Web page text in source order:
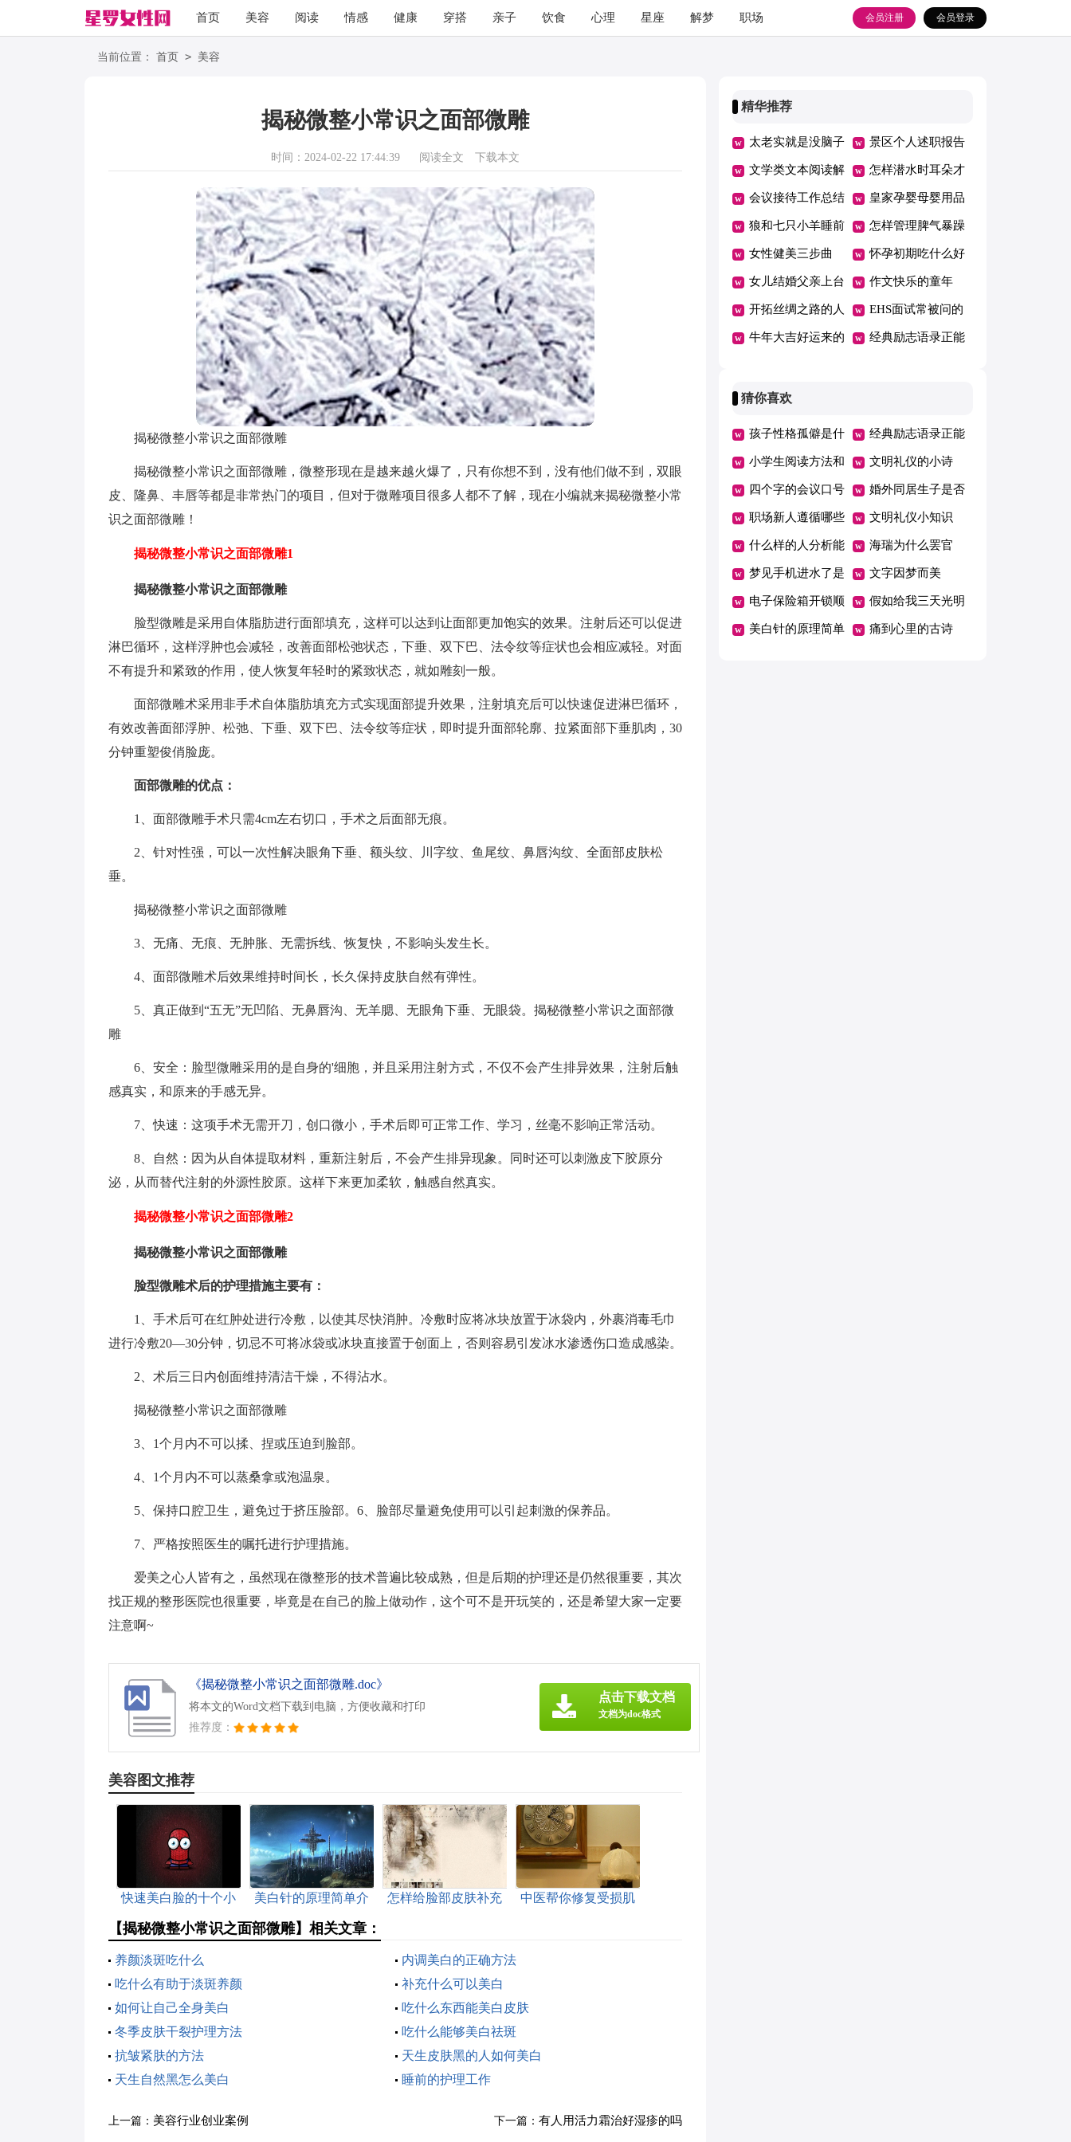
首页 美容 阅读 情感 健康 穿搭 亲子 饮食 心理 星座 解梦 职场
励志
会员登录
会员注册
当前位置： 首页 > 美容
揭秘微整小常识之面部微雕
时间：2024-02-22 17:44:39 阅读全文 下载本文
揭秘微整小常识之面部微雕
揭秘微整小常识之面部微雕，微整形现在是越来越火爆了，只有你想不到，没有他们做不到，双眼
皮、隆鼻、丰唇等都是非常热门的项目，但对于微雕项目很多人都不了解，现在小编就来揭秘微整小常
识之面部微雕！
揭秘微整小常识之面部微雕1
揭秘微整小常识之面部微雕
脸型微雕是采用自体脂肪进行面部填充，这样可以达到让面部更加饱实的效果。注射后还可以促进
淋巴循环，这样浮肿也会减轻，改善面部松弛状态，下垂、双下巴、法令纹等症状也会相应减轻。对面
不有提升和紧致的作用，使人恢复年轻时的紧致状态，就如雕刻一般。
面部微雕术采用非手术自体脂肪填充方式实现面部提升效果，注射填充后可以快速促进淋巴循环，
有效改善面部浮肿、松弛、下垂、双下巴、法令纹等症状，即时提升面部轮廓、拉紧面部下垂肌肉，30
分钟重塑俊俏脸庞。
面部微雕的优点：
1、面部微雕手术只需4cm左右切口，手术之后面部无痕。
2、针对性强，可以一次性解决眼角下垂、额头纹、川字纹、鱼尾纹、鼻唇沟纹、全面部皮肤松
垂。
揭秘微整小常识之面部微雕
3、无痛、无痕、无肿胀、无需拆线、恢复快，不影响头发生长。
4、面部微雕术后效果维持时间长，长久保持皮肤自然有弹性。
5、真正做到“五无”无凹陷、无鼻唇沟、无羊腮、无眼角下垂、无眼袋。揭秘微整小常识之面部微
雕
6、安全：脸型微雕采用的是自身的'细胞，并且采用注射方式，不仅不会产生排异效果，注射后触
感真实，和原来的手感无异。
7、快速：这项手术无需开刀，创口微小，手术后即可正常工作、学习，丝毫不影响正常活动。
8、自然：因为从自体提取材料，重新注射后，不会产生排异现象。同时还可以刺激皮下胶原分
泌，从而替代注射的外源性胶原。这样下来更加柔软，触感自然真实。
揭秘微整小常识之面部微雕2
揭秘微整小常识之面部微雕
脸型微雕术后的护理措施主要有：
1、手术后可在红肿处进行冷敷，以使其尽快消肿。冷敷时应将冰块放置于冰袋内，外裹消毒毛巾
进行冷敷20—30分钟，切忌不可将冰袋或冰块直接置于创面上，否则容易引发冰水渗透伤口造成感染。
2、术后三日内创面维持清洁干燥，不得沾水。
揭秘微整小常识之面部微雕
3、1个月内不可以揉、捏或压迫到脸部。
4、1个月内不可以蒸桑拿或泡温泉。
5、保持口腔卫生，避免过于挤压脸部。6、脸部尽量避免使用可以引起刺激的保养品。
7、严格按照医生的嘱托进行护理措施。
爱美之心人皆有之，虽然现在微整形的技术普遍比较成熟，但是后期的护理还是仍然很重要，其次
找正规的整形医院也很重要，毕竟是在自己的脸上做动作，这个可不是开玩笑的，还是希望大家一定要
注意啊~
《揭秘微整小常识之面部微雕.doc》
将本文的Word文档下载到电脑，方便收藏和打印
推荐度：
点击下载文档
文档为doc格式
美容图文推荐
快速美白脸的十个小
美白针的原理简单介
怎样给脸部皮肤补充
中医帮你修复受损肌
【揭秘微整小常识之面部微雕】相关文章：
养颜淡斑吃什么
内调美白的正确方法
吃什么有助于淡斑养颜
补充什么可以美白
如何让自己全身美白
吃什么东西能美白皮肤
冬季皮肤干裂护理方法
吃什么能够美白祛斑
抗皱紧肤的方法
天生皮肤黑的人如何美白
天生自然黑怎么美白
睡前的护理工作
上一篇： 美容行业创业案例 下一篇： 有人用活力霜治好湿疹的吗
精华推荐
太老实就是没脑子 景区个人述职报告
文学类文本阅读解
题分析
怎样潜水时耳朵才
不会痛
会议接待工作总结 皇家孕婴母婴用品
怎么加盟
狼和七只小羊睡前
故事
怎样管理脾气暴躁
的下属
女性健美三步曲 怀孕初期吃什么好
女儿结婚父亲上台
讲话大全
作文快乐的童年
开拓丝绸之路的人
是谁
EHS面试常被问的
问题
牛年大吉好运来的 经典励志语录正能
猜你喜欢
孩子性格孤僻是什
么原因造成的
经典励志语录正能
量
小学生阅读方法和
技巧有哪些
文明礼仪的小诗
四个字的会议口号 婚外同居生子是否
是重婚罪
职场新人遵循哪些
法则
文明礼仪小知识
什么样的人分析能
力强
海瑞为什么罢官
梦见手机进水了是
什么意思
文字因梦而美
电子保险箱开锁顺
序
假如给我三天光明
心得体会300字
美白针的原理简单 痛到心里的古诗